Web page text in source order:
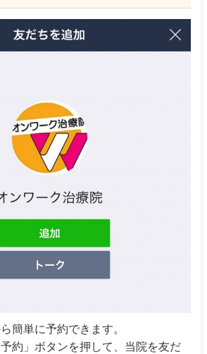
簡単に予約できます。
約」ボタンを押して、当院を友だ